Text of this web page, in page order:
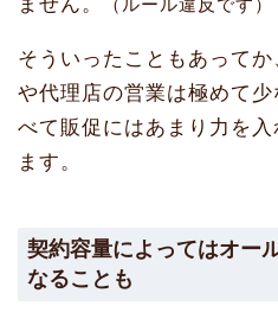
ません。
（ルール違反です）
そういったこともあって
や代理店の営業は極めて
べて販促にはあまり力を
ます。
契約容量によってはオー
なることも